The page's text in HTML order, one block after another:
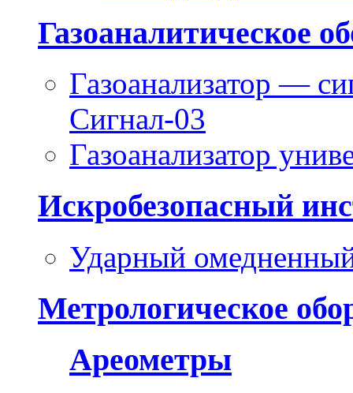
Газоаналитическое
Газоанализатор —
Сигнал-03
Газоанализатор
Искробезопасный
Ударный
Метрологическое
Ареометры